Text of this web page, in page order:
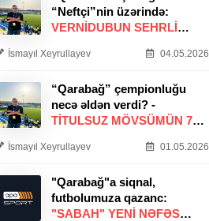
“Neftçi”nin üzərində:
VERNİDUBUN SEHRLİ
İsmayıl Xeyrullayev 04.05.2026
“Qarabağ” çempionluğu
necə əldən verdi? -
TITULSUZ MÖVSÜMÜN 7
İsmayıl Xeyrullayev 01.05.2026
"Qarabağ"a siqnal,
futbolumuza qazanc:
"SABAH" YENI NƏFƏS